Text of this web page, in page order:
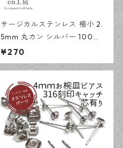
サージカルステンレス 極小 2.
5mm 丸カン シルバー 100個
アレルギー対応 基礎パーツ ハ
ンドメイド資材 【en工房】
¥270